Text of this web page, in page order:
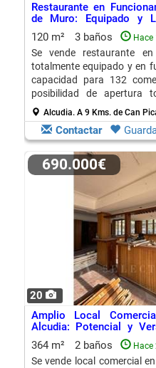
Restaurante en
de Muro: Equipado y
Creciendo
120 m² 3 baños Hace
Se vende restaurante
totalmente equipado y en
capacidad para 132
posibilidad de apertura
oportunidad.
Alcudia. A 9 Kms. de Can
Contactar
20
690.000€
Amplio Local
Alcudia: Potencial y
Proyecto
364 m² 2 baños Hace
Se vende local comercial